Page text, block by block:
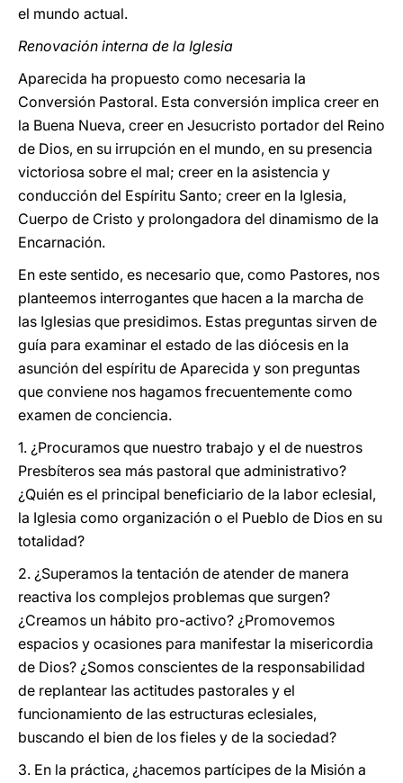
el mundo actual.
Renovación interna de la Iglesia
Aparecida ha propuesto como necesaria la
Conversión Pastoral. Esta conversión implica creer en
la Buena Nueva, creer en Jesucristo portador del Reino
de Dios, en su irrupción en el mundo, en su presencia
victoriosa sobre el mal; creer en la asistencia y
conducción del Espíritu Santo; creer en la Iglesia,
Cuerpo de Cristo y prolongadora del dinamismo de la
Encarnación.
En este sentido, es necesario que, como Pastores, nos
planteemos interrogantes que hacen a la marcha de
las Iglesias que presidimos. Estas preguntas sirven de
guía para examinar el estado de las diócesis en la
asunción del espíritu de Aparecida y son preguntas
que conviene nos hagamos frecuentemente como
examen de conciencia.
1. ¿Procuramos que nuestro trabajo y el de nuestros
Presbíteros sea más pastoral que administrativo?
¿Quién es el principal beneficiario de la labor eclesial,
la Iglesia como organización o el Pueblo de Dios en su
totalidad?
2. ¿Superamos la tentación de atender de manera
reactiva los complejos problemas que surgen?
¿Creamos un hábito pro-activo? ¿Promovemos
espacios y ocasiones para manifestar la misericordia
de Dios? ¿Somos conscientes de la responsabilidad
de replantear las actitudes pastorales y el
funcionamiento de las estructuras eclesiales,
buscando el bien de los fieles y de la sociedad?
3. En la práctica, ¿hacemos partícipes de la Misión a